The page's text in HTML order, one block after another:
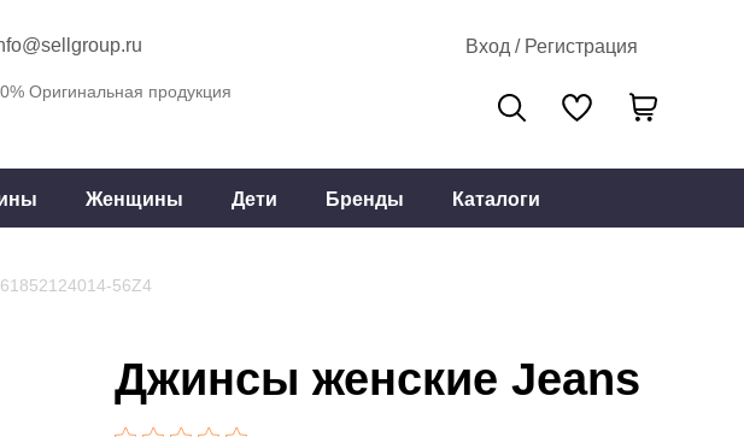
Вход / Регистрация
Оригинальная продукция
Женщины Дети Бренды Каталоги
56Z4
Джинсы женские Jeans